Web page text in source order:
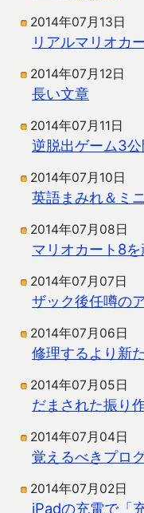
2014年07月13日
リアルマリオカ
2014年07月12日
長い文章
2014年07月11日
逆脱出ゲーム3公
2014年07月10日
英語まみれ＆ミ
2014年07月08日
マリオカート8
2014年07月07日
ザック後任噂の
2014年07月06日
修理するより新
2014年07月05日
だまされた振り
2014年07月04日
覚えるべきプロ
2014年07月02日
iPadの充電で「